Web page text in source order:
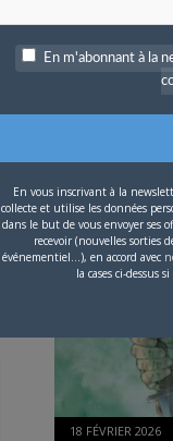
Le mangaka
L’Attaque
9 au 12 juillet
MANGA
18 FÉVRIER 2026
En m'abonnant à la
En vous inscrivant à la
collecte et utilise les données
dans le but de vous envoyer ses
recevoir (nouvelles sorties
événementiel...), en accord avec
la cases ci-dessus